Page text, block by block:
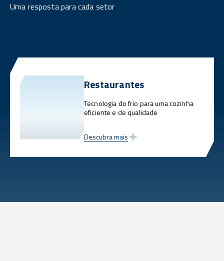
Uma resposta para cada setor
Restaurantes
Tecnologia do frio para uma cozinha
eficiente e de qualidade
Descubra mais